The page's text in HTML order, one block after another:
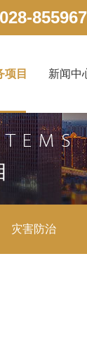
项目 新闻中
灾害防治